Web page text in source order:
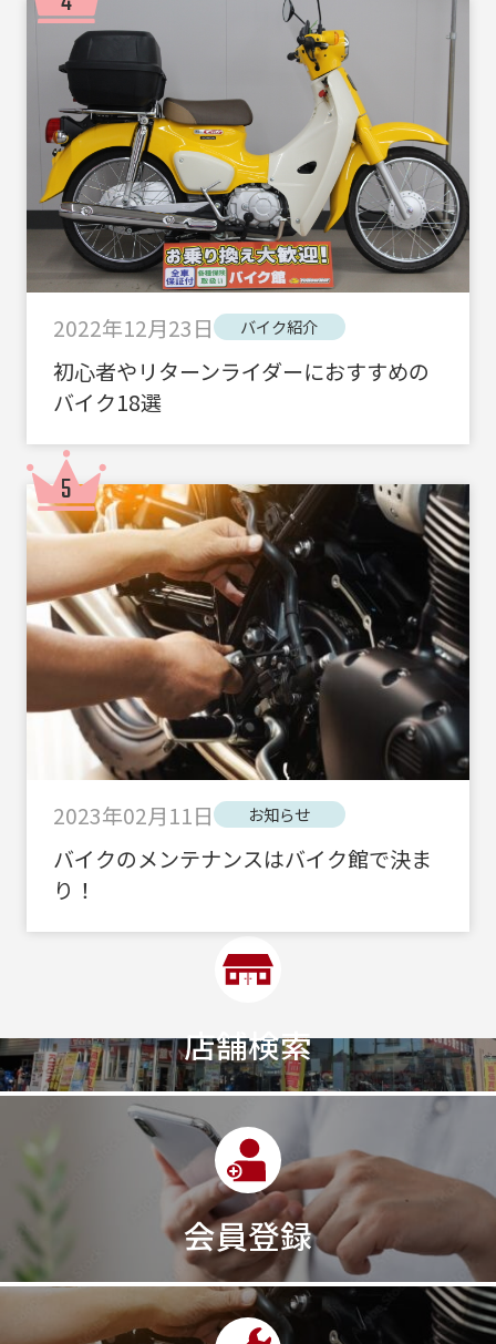
2022年12月23日 バイク紹介
初心者やリターンライダーにおすすめの
バイク18選
2023年02月11日 お知らせ
バイクのメンテナンスはバイク館で決ま
り！
店舗検索
会員登録